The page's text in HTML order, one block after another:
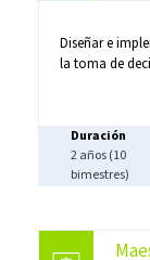
Diseñar e
la toma de
Duración
2 años (10
bimestres)